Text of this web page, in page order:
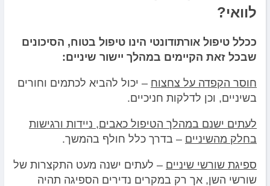
לוואי?
ככלל טיפול אורתודונטי הינו טיפול בטוח, הסיכונים
שבכל זאת הקיימים במהלך יישור שיניים:
חוסר הקפדה על צחצוח – יכול להביא לכתמים וחורים
בשיניים, וכן לדלקות חניכיים.
לעתים ישנם במהלך הטיפול כאבים, ניידות ורגישות
בחלק מהשיניים – בדרך כלל חולף בהמשך.
ספיגת שורשי שיניים – לעתים ישנה מעט התקצרות של
שורשי השן, אך רק במקרים נדירים הספיגה תהיה